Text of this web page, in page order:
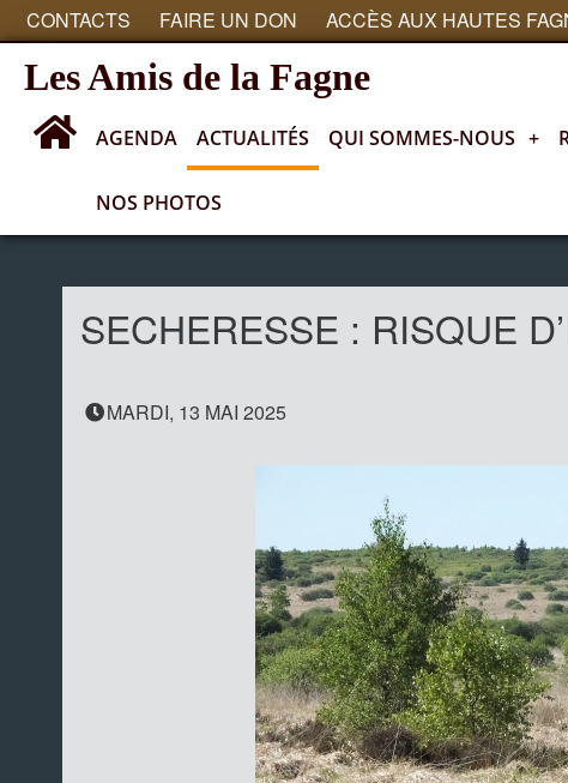
CONTACTS FAIRE UN DON ACCÈS AUX HAUTES
Les Amis de la Fagne
AGENDA ACTUALITÉS QUI SOMMES-NOUS +
NOS PHOTOS
Actualités
SECHERESSE : RISQUE
MARDI, 13 MAI 2025